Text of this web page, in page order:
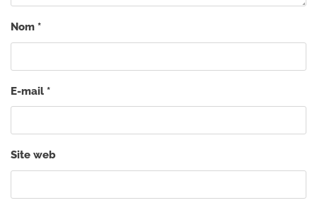
Nom *
E-mail *
Site web